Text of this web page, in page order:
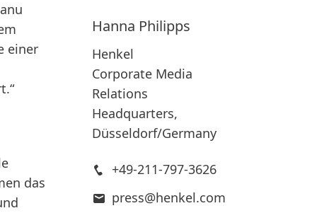
einer
das
Hanna Philipps
Henkel
Corporate Media
Relations
Headquarters,
Düsseldorf/Germany
+49-211-797-3626
press@henkel.com